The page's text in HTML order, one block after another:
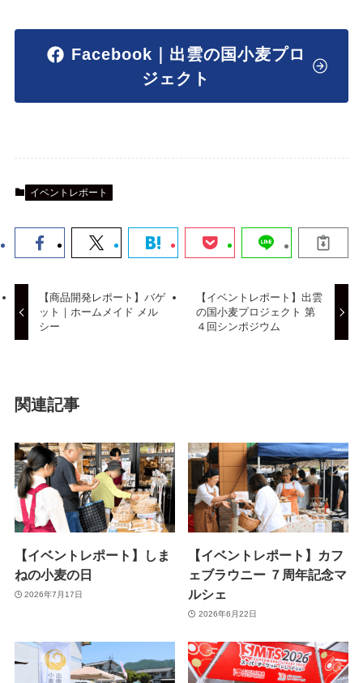
Facebook｜出雲の国小麦プロ
ジェクト
イベントレポート
【商品開発レポート】バゲ
ット｜ホームメイド メル
シー
【イベントレポート】出雲
の国小麦プロジェクト 第
４回シンポジウム
関連記事
【イベントレポート】しま
ねの小麦の日
2026年7月17日
【イベントレポート】カフ
ェブラウニー ７周年記念マ
ルシェ
2026年6月22日